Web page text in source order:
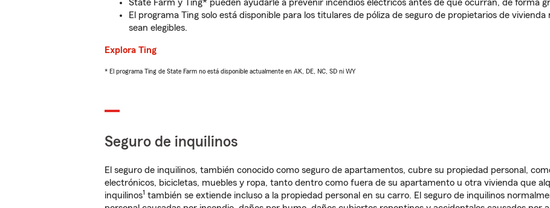
State Farm y Ting* pueden ayudarle a prevenir incendios eléctricos antes de que ocurran, de forma
El programa Ting solo está disponible para los titulares de póliza de seguro de propietarios de
sean elegibles.
Explora Ting
* El programa Ting de State Farm no está disponible actualmente en AK, DE, NC, SD ni WY
Seguro de inquilinos
El seguro de inquilinos, también conocido como seguro de apartamentos, cubre su propiedad personal,
electrónicos, bicicletas, muebles y ropa, tanto dentro como fuera de su apartamento u otra vivienda que
inquilinos1 también se extiende incluso a la propiedad personal en su carro. El seguro de inquilinos